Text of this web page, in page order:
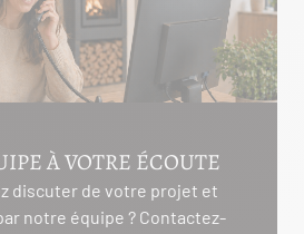
À VOTRE ÉCOUTE
discuter de votre projet et
notre équipe ? Contactez-